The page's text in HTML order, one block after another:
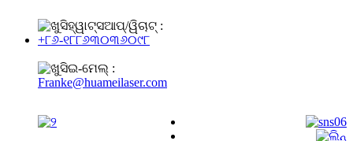
ହ୍ୱାଟ୍ସଆପ୍/ୱିଚାଟ୍ :
+୮୬-୧୮୮୬୩୦୩୬୦୯୮
ଇ-ମେଲ୍ :
Franke@huameilaser.com